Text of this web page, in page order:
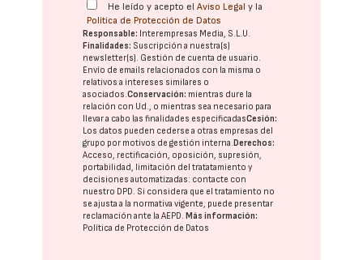
He leído y acepto elAviso Legal y la
Política de Protección de Datos
Responsable: Interempresas Media, S.L.U.
Finalidades: Suscripción a nuestra(s)
newsletter(s). Gestión de cuenta de usuario.
Envío de emails relacionados con la misma o
relativos a intereses similares o
asociados.Conservación: mientras dure la
relación con Ud., o mientras sea necesario para
llevar a cabo las finalidades especificadasCesión:
Los datos pueden cederse a otras empresas del
grupo por motivos de gestión interna. Derechos:
Acceso, rectificación, oposición, supresión,
portabilidad, limitación del tratatamiento y
decisiones automatizadas: contacte con
nuestro DPD. Si considera que el tratamiento no
se ajusta a la normativa vigente, puede presentar
reclamación ante laAEPD. Más información:
Política de Protección de Datos